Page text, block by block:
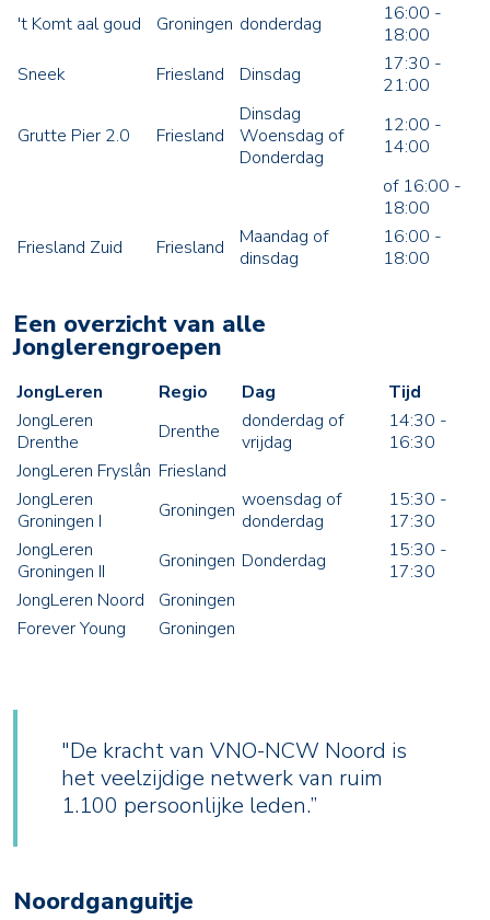
't Komt aal goud Groningen donderdag
16:00 -
18:00
Sneek
Friesland Dinsdag
17:30 -
21:00
Grutte Pier 2.0 Friesland
Dinsdag
Woensdag of
Donderdag
12:00 -
14:00
of 16:00 -
18:00
Friesland Zuid
Friesland
Maandag of
dinsdag
16:00 -
18:00
Een overzicht van alle
Jonglerengroepen
JongLeren Regio Dag
Tijd
JongLeren
Drenthe
Drenthe
donderdag of
vrijdag
14:30 -
16:30
JongLeren Fryslân Friesland
JongLeren
Groningen I
Groningen woensdag of
donderdag
15:30 -
17:30
JongLeren
Groningen II
Groningen Donderdag
15:30 -
17:30
JongLeren Noord
Groningen
Forever Young
Groningen
"De kracht van VNO-NCW Noord is
het veelzijdige netwerk van ruim
1.100 persoonlijke leden.”
Noordganguitje